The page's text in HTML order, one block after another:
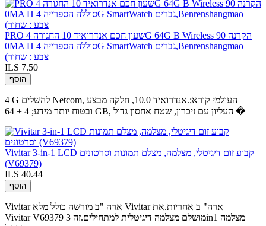
PRO שעון חכם אנדרואיד 10 החגורה 4G 64G B Wireless הקרנה 90
0MA H סוללה הספרייה 4G SmartWatch גברים,Benrenshangmao
(צבע : שחור
ILS 7.50
הוסף
4 G להשלים Netcom, העולמי קורא;.אנדרואיד 10.0, חלקה מבצע
ובטוח יותר מידע; 4 + 64 GB, העליון עם זיכרון, שטח אחסון גדול �
Vivitar 3-in-1 LCD קבוע זום דיגיטלי, מצלמה, מצלם תמונות וסרטונים
(V69379)
ILS 40.44
הוסף
Vivitar ארה "ב מורשה כולל מלא Vivitar ארה" ב אחריות.את
Vivitar V69379 מושלם מצלמה דיגיטלית למתחילים.זה 3in1 מצלמה